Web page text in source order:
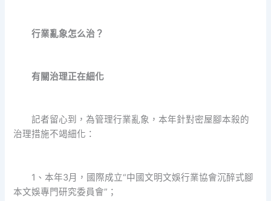
行業亂象怎么治？
有關治理正在細化
記者留心到，為管理行業亂象，本年針對密屋腳本殺的
治理措施不竭細化：
1、本年3月，國際成立“中國文明文娛行業協會沉醉式腳
本文娛專門研究委員會”；